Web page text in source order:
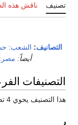
تصنيف ناقش هذه
التصانيف: الشعب:
أيضاً: مصر :
التصنيفات
هذا التصنيف يحوي 4 تصنيفات فرعية، من إجمالي 4.
ر